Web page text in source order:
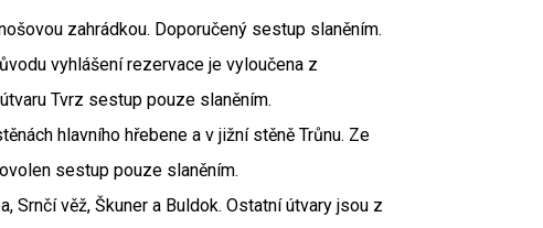
zahrádkou. Doporučený sestup slaněním.
vyhlášení rezervace je vyloučena z
Tvrz sestup pouze slaněním.
hlavního hřebene a v jižní stěně Trůnu. Ze
sestup pouze slaněním.
Srnčí věž, Škuner a Buldok. Ostatní útvary jsou z